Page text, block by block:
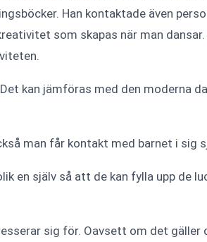
Han kontaktade även
som skapas när man dansar.
kan jämföras med den moderna
man får kontakt med barnet i sig
en själv så att de kan fylla upp de
sig för. Oavsett om det gäller